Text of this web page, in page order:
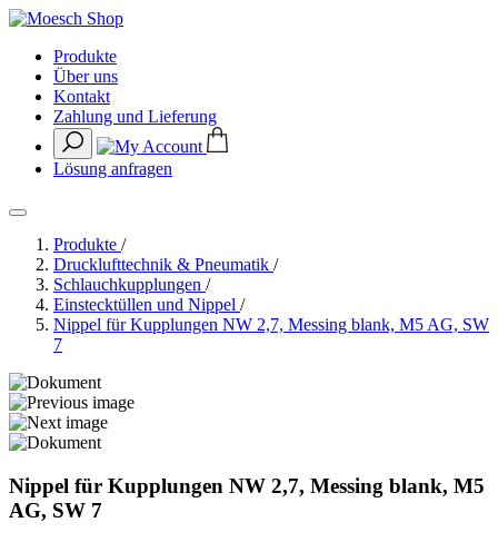
Produkte
Über uns
Kontakt
Zahlung und Lieferung
Lösung anfragen
Produkte /
Drucklufttechnik & Pneumatik /
Schlauchkupplungen /
Einstecktüllen und Nippel /
Nippel für Kupplungen NW 2,7, Messing blank, M5 AG, SW
7
Nippel für Kupplungen NW 2,7, Messing blank, M5
AG, SW 7